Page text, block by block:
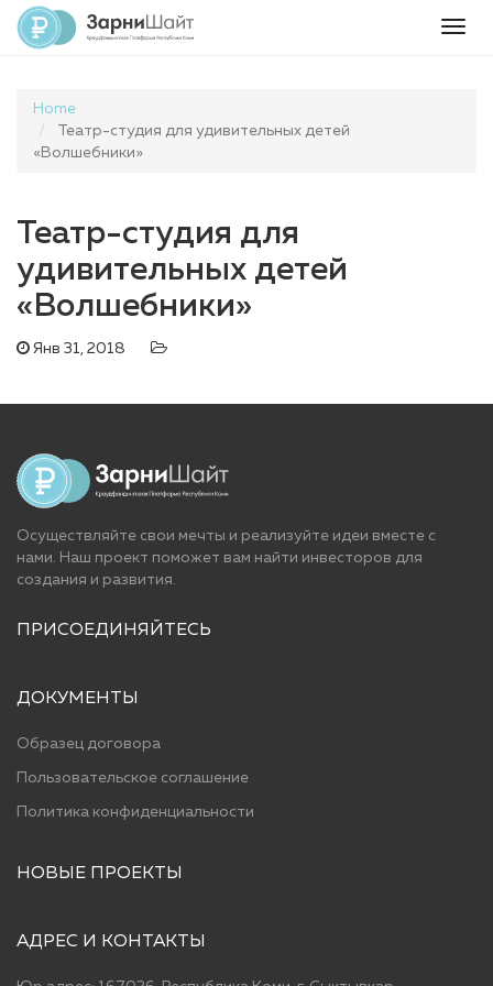
Home
Театр-студия для удивительных детей
«Волшебники»
Театр-студия для
удивительных детей
«Волшебники»
Янв 31, 2018
Осуществляйте свои мечты и реализуйте идеи вместе с
нами. Наш проект поможет вам найти инвесторов для
cоздания и развития.
ПРИСОЕДИНЯЙТЕСЬ
ДОКУМЕНТЫ
Образец договора
Пользовательское соглашение
Политика конфиденциальности
НОВЫЕ ПРОЕКТЫ
АДРЕС И КОНТАКТЫ